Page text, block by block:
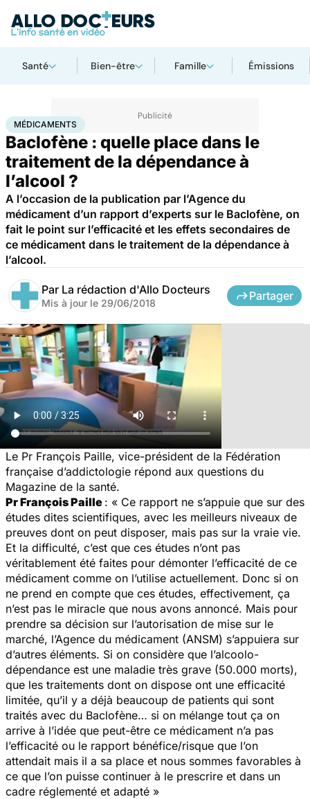
Santé Bien-être Famille Émissions
AccueilSantéMédicaments Médicaments
MÉDICAMENTS
Baclofène : quelle place dans le
traitement de la dépendance à
l’alcool ?
A l’occasion de la publication par l’Agence du
médicament d’un rapport d’experts sur le Baclofène, on
fait le point sur l’efficacité et les effets secondaires de
ce médicament dans le traitement de la dépendance à
l’alcool.
Par La rédaction d'Allo Docteurs
Mis à jour le 29/06/2018
Partager
Le Pr François Paille, vice-président de la Fédération
française d’addictologie répond aux questions du
Magazine de la santé.
Pr François Paille : « Ce rapport ne s’appuie que sur des
études dites scientifiques, avec les meilleurs niveaux de
preuves dont on peut disposer, mais pas sur la vraie vie.
Et la difficulté, c’est que ces études n’ont pas
véritablement été faites pour démonter l’efficacité de ce
médicament comme on l’utilise actuellement. Donc si on
ne prend en compte que ces études, effectivement, ça
n’est pas le miracle que nous avons annoncé. Mais pour
prendre sa décision sur l’autorisation de mise sur le
marché, l’Agence du médicament (ANSM) s’appuiera sur
d’autres éléments. Si on considère que l’alcoolo-
dépendance est une maladie très grave (50.000 morts),
que les traitements dont on dispose ont une efficacité
limitée, qu’il y a déjà beaucoup de patients qui sont
traités avec du Baclofène… si on mélange tout ça on
arrive à l’idée que peut-être ce médicament n’a pas
l’efficacité ou le rapport bénéfice/risque que l’on
attendait mais il a sa place et nous sommes favorables à
ce que l’on puisse continuer à le prescrire et dans un
cadre réglementé et adapté »